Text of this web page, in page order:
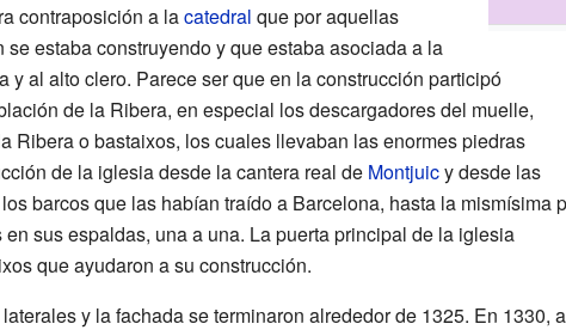
contraposición a lacatedral que por aquellas
se estaba construyendo y que estaba asociada a la
y al alto clero. Parece ser que en la construcción participó
de la Ribera, en especial los descargadores del muelle,
Ribera o bastaixos, los cuales llevaban las enormes piedras
de la iglesia desde la cantera real de Montjuicy desde las
barcos que las habían traído a Barcelona, hasta la mismísima
sus espaldas, una a una. La puerta principal de la iglesia
que ayudaron a su construcción.
y la fachada se terminaron alrededor de 1325. En 1330, a